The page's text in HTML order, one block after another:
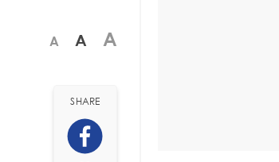
A A A
SHARE